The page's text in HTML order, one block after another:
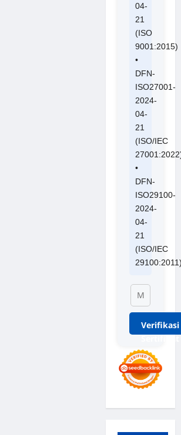
04-
21
(ISO
9001:2015)
•
DFN-
ISO27001-
2024-
04-
21
(ISO/IEC
•
DFN-
ISO29100-
2024-
04-
21
(ISO/IEC
Verifikasi
Sertifikat